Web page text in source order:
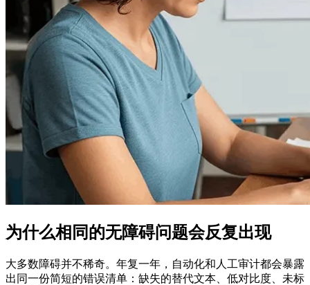
为什么相同的无障碍问题会反复出现
大多数障碍并不稀奇。年复一年，自动化和人工审计都会暴露
出同一份简短的错误清单：缺失的替代文本、低对比度、未标